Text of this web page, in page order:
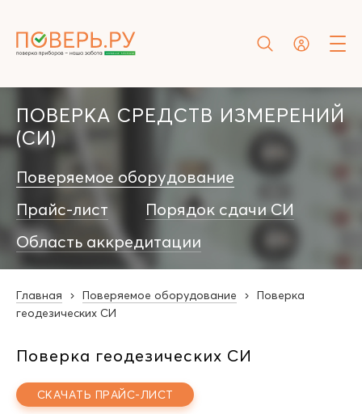
ПОВЕРКА СРЕДСТВ ИЗМЕРЕНИЙ
(СИ)
Поверяемое оборудование
Прайс-лист
Порядок сдачи СИ
Область аккредитации
Главная Поверяемое оборудование
Поверка
геодезических СИ
Поверка геодезических СИ
СКАЧАТЬ ПРАЙС-ЛИСТ